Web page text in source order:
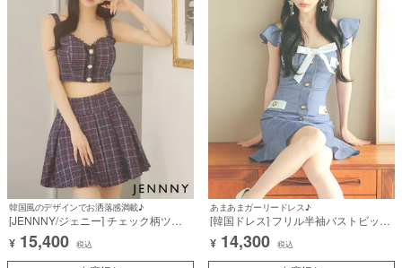
韓国風のデザインでお洒落感満載♪
[JENNNY/ジェニー] チェック柄ツイ
ードキャミソールパーボタンセットア
ッププリーツフレアミニドレス
¥ 15,400 税込
あまあまガーリードレス♪
[韓国ドレス] フリル半袖バストビッグ
ホワイトリボンフレアミニドレス (S
サイズ～Lサイズ) (緩苺/キャバドレス
着用)
¥ 14,300 税込